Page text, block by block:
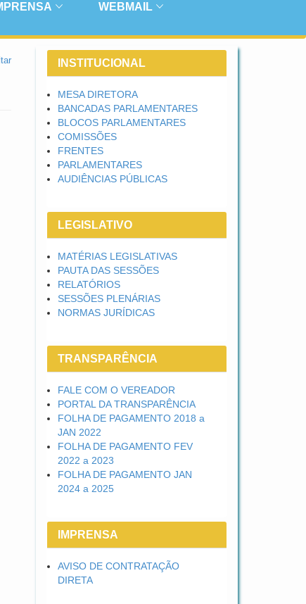
WEBMAIL
INSTITUCIONAL
MESA DIRETORA
BANCADAS PARLAMENTARES
BLOCOS PARLAMENTARES
COMISSÕES
FRENTES
PARLAMENTARES
AUDIÊNCIAS PÚBLICAS
LEGISLATIVO
MATÉRIAS LEGISLATIVAS
PAUTA DAS SESSÕES
RELATÓRIOS
SESSÕES PLENÁRIAS
NORMAS JURÍDICAS
TRANSPARÊNCIA
FALE COM O VEREADOR
PORTAL DA TRANSPARÊNCIA
FOLHA DE PAGAMENTO 2018 a
JAN 2022
FOLHA DE PAGAMENTO FEV
2022 a 2023
FOLHA DE PAGAMENTO JAN
2024 a 2025
IMPRENSA
AVISO DE CONTRATAÇÃO
DIRETA